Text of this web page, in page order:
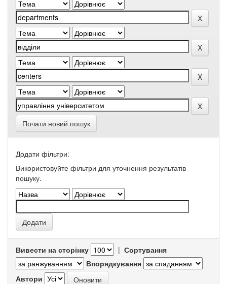
Почати новий пошук
Додати фільтри:
Використовуйте фільтри для уточнення результатів
пошуку.
Вивести на сторінку | Сортування
Впорядкування
Автори